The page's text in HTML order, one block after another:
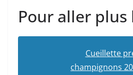
Pour aller plus
Cueillette
champignons